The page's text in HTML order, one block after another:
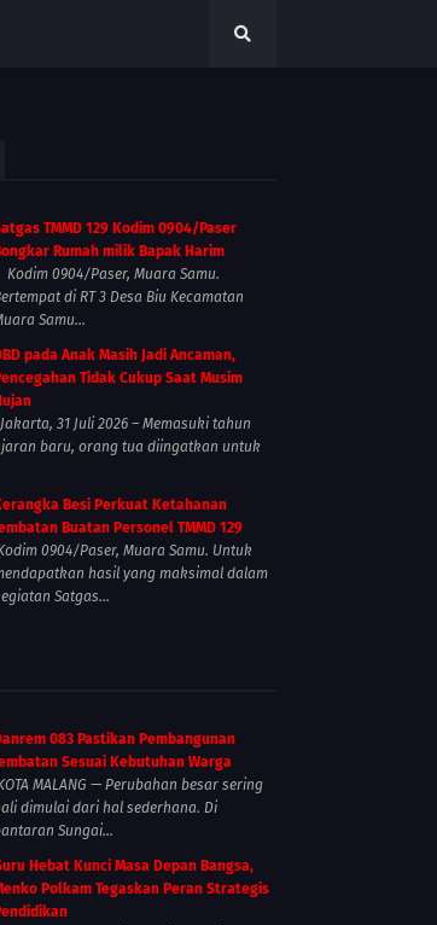
TMMD 129 Kodim 0904/Paser
Rumah milik Bapak Harim
Kodim 0904/Paser, Muara Samu.
di RT 3 Desa Biu Kecamatan
Samu...
pada Anak Masih Jadi Ancaman,
Tidak Cukup Saat Musim
Jakarta, 31 Juli 2026 – Memasuki tahun
baru, orang tua diingatkan untuk
Besi Perkuat Ketahanan
Buatan Personel TMMD 129
0904/Paser, Muara Samu. Untuk
hasil yang maksimal dalam
Satgas...
083 Pastikan Pembangunan
Sesuai Kebutuhan Warga
MALANG — Perubahan besar sering
dimulai dari hal sederhana. Di
Sungai...
Hebat Kunci Masa Depan Bangsa,
Polkam Tegaskan Peran Strategis